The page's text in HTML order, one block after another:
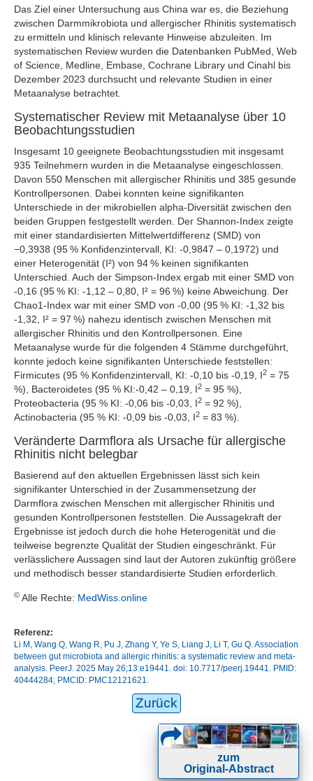
Das Ziel einer Untersuchung aus China war es, die Beziehung
zwischen Darmmikrobiota und allergischer Rhinitis systematisch
zu ermitteln und klinisch relevante Hinweise abzuleiten. Im
systematischen Review wurden die Datenbanken PubMed, Web
of Science, Medline, Embase, Cochrane Library und Cinahl bis
Dezember 2023 durchsucht und relevante Studien in einer
Metaanalyse betrachtet.
Systematischer Review mit Metaanalyse über 10
Beobachtungsstudien
Insgesamt 10 geeignete Beobachtungsstudien mit insgesamt
935 Teilnehmern wurden in die Metaanalyse eingeschlossen.
Davon 550 Menschen mit allergischer Rhinitis und 385 gesunde
Kontrollpersonen. Dabei konnten keine signifikanten
Unterschiede in der mikrobiellen alpha-Diversität zwischen den
beiden Gruppen festgestellt werden. Der Shannon-Index zeigte
mit einer standardisierten Mittelwertdifferenz (SMD) von
−0,3938 (95 % Konfidenzintervall, KI: -0,9847 – 0,1972) und
einer Heterogenität (I²) von 94 % keinen signifikanten
Unterschied. Auch der Simpson-Index ergab mit einer SMD von
-0,16 (95 % KI: -1,12 – 0,80, I² = 96 %) keine Abweichung. Der
Chao1-Index war mit einer SMD von -0,00 (95 % KI: -1,32 bis
-1,32, I² = 97 %) nahezu identisch zwischen Menschen mit
allergischer Rhinitis und den Kontrollpersonen. Eine
Metaanalyse wurde für die folgenden 4 Stämme durchgeführt,
konnte jedoch keine signifikanten Unterschiede feststellen:
Firmicutes (95 % Konfidenzintervall, KI: -0,10 bis -0,19, I2 = 75
%), Bacteroidetes (95 % KI:-0,42 – 0,19, I2 = 95 %),
Proteobacteria (95 % KI: -0,06 bis -0,03, I2 = 92 %),
Actinobacteria (95 % KI: -0,09 bis -0,03, I2 = 83 %).
Veränderte Darmflora als Ursache für allergische
Rhinitis nicht belegbar
Basierend auf den aktuellen Ergebnissen lässt sich kein
signifikanter Unterschied in der Zusammensetzung der
Darmflora zwischen Menschen mit allergischer Rhinitis und
gesunden Kontrollpersonen feststellen. Die Aussagekraft der
Ergebnisse ist jedoch durch die hohe Heterogenität und die
teilweise begrenzte Qualität der Studien eingeschränkt. Für
verlässlichere Aussagen sind laut der Autoren zukünftig größere
und methodisch besser standardisierte Studien erforderlich.
© Alle Rechte: MedWiss.online
Referenz:
Li M, Wang Q, Wang R, Pu J, Zhang Y, Ye S, Liang J, Li T, Gu Q. Association
between gut microbiota and allergic rhinitis: a systematic review and meta-
analysis. PeerJ. 2025 May 26;13:e19441. doi: 10.7717/peerj.19441. PMID:
40444284; PMCID: PMC12121621.
Zurück
zum
Original-Abstract